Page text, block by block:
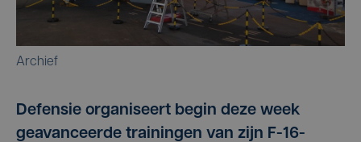
Archief
Defensie organiseert begin deze week
geavanceerde trainingen van zijn F-16-